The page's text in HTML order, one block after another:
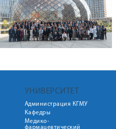
УНИВЕРСИТЕТ
Администрация КГМУ
Кафедры
Медико-
фармацевтический